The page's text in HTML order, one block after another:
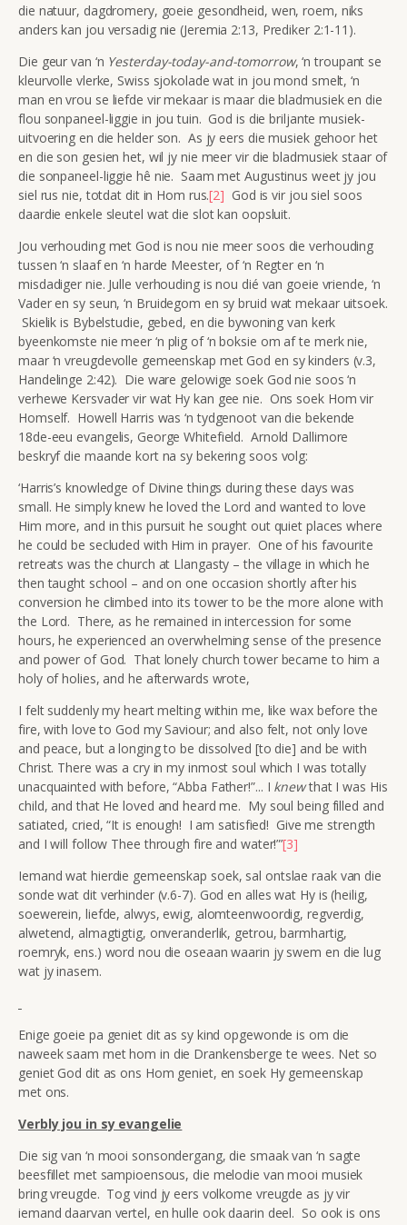
die natuur, dagdromery, goeie gesondheid, wen, roem, niks
anders kan jou versadig nie (Jeremia 2:13, Prediker 2:1-11).
Die geur van ‘n Yesterday-today-and-tomorrow, ‘n troupant se
kleurvolle vlerke, Swiss sjokolade wat in jou mond smelt, ‘n
man en vrou se liefde vir mekaar is maar die bladmusiek en die
flou sonpaneel-liggie in jou tuin. God is die briljante musiek-
uitvoering en die helder son. As jy eers die musiek gehoor het
en die son gesien het, wil jy nie meer vir die bladmusiek staar of
die sonpaneel-liggie hê nie. Saam met Augustinus weet jy jou
siel rus nie, totdat dit in Hom rus.[2] God is vir jou siel soos
daardie enkele sleutel wat die slot kan oopsluit.
Jou verhouding met God is nou nie meer soos die verhouding
tussen ‘n slaaf en ‘n harde Meester, of ‘n Regter en ‘n
misdadiger nie. Julle verhouding is nou dié van goeie vriende, ‘n
Vader en sy seun, ‘n Bruidegom en sy bruid wat mekaar uitsoek.
Skielik is Bybelstudie, gebed, en die bywoning van kerk
byeenkomste nie meer ‘n plig of ‘n boksie om af te merk nie,
maar ‘n vreugdevolle gemeenskap met God en sy kinders (v.3,
Handelinge 2:42). Die ware gelowige soek God nie soos ‘n
verhewe Kersvader vir wat Hy kan gee nie. Ons soek Hom vir
Homself. Howell Harris was ‘n tydgenoot van die bekende
18de-eeu evangelis, George Whitefield. Arnold Dallimore
beskryf die maande kort na sy bekering soos volg:
‘Harris’s knowledge of Divine things during these days was
small. He simply knew he loved the Lord and wanted to love
Him more, and in this pursuit he sought out quiet places where
he could be secluded with Him in prayer. One of his favourite
retreats was the church at Llangasty – the village in which he
then taught school – and on one occasion shortly after his
conversion he climbed into its tower to be the more alone with
the Lord. There, as he remained in intercession for some
hours, he experienced an overwhelming sense of the presence
and power of God. That lonely church tower became to him a
holy of holies, and he afterwards wrote,
I felt suddenly my heart melting within me, like wax before the
fire, with love to God my Saviour; and also felt, not only love
and peace, but a longing to be dissolved [to die] and be with
Christ. There was a cry in my inmost soul which I was totally
unacquainted with before, “Abba Father!”... I knewthat I was His
child, and that He loved and heard me. My soul being filled and
satiated, cried, “It is enough! I am satisfied! Give me strength
and I will follow Thee through fire and water!”’[3]
Iemand wat hierdie gemeenskap soek, sal ontslae raak van die
sonde wat dit verhinder (v.6-7). God en alles wat Hy is (heilig,
soewerein, liefde, alwys, ewig, alomteenwoordig, regverdig,
alwetend, almagtigtig, onveranderlik, getrou, barmhartig,
roemryk, ens.) word nou die oseaan waarin jy swem en die lug
wat jy inasem.
Enige goeie pa geniet dit as sy kind opgewonde is om die
naweek saam met hom in die Drankensberge te wees. Net so
geniet God dit as ons Hom geniet, en soek Hy gemeenskap
met ons.
Verbly jou in sy evangelie
Die sig van ‘n mooi sonsondergang, die smaak van ‘n sagte
beesfillet met sampioensous, die melodie van mooi musiek
bring vreugde. Tog vind jy eers volkome vreugde as jy vir
iemand daarvan vertel, en hulle ook daarin deel. So ook is ons